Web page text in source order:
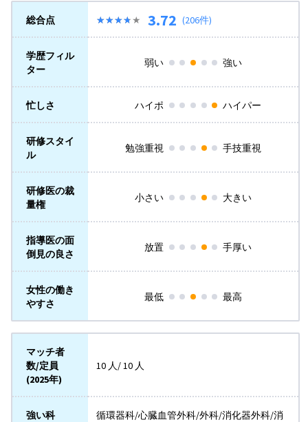
総合点 ★★★★★
★★★★★ 3.72 (206件)
学歴フィル
ター
弱い 強い
忙しさ ハイポ ハイパー
研修スタイ
ル
勉強重視 手技重視
研修医の裁
量権
小さい 大きい
指導医の面
倒見の良さ
放置 手厚い
女性の働き
やすさ
最低 最高
マッチ者
数/定員
(2025年)
10 人/ 10 人
強い科
循環器科/心臓血管外科/外科/消化器外科/消